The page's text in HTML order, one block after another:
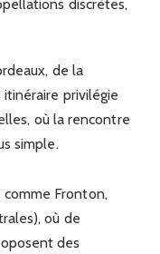
discrètes,
de la
itinéraire privilégie
où la rencontre
simple.
Fronton,
où de
des